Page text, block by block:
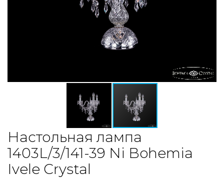
Настольная лампа
1403L/3/141-39 Ni Bohemia
Ivele Crystal